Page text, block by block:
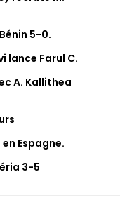
5-0.
lance Farul C.
A. Kallithea
Espagne.
3-5